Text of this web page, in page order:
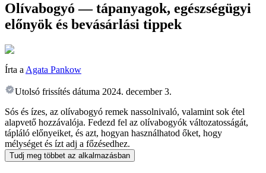
Olívabogyó — tápanyagok, egészségügyi
előnyök és bevásárlási tippek
Írta a Agata Pankow
Utolsó frissítés dátuma 2024. december 3.
Sós és ízes, az olívabogyó remek nassolnivaló, valamint sok étel
alapvető hozzávalója. Fedezd fel az olívabogyók változatosságát,
tápláló előnyeiket, és azt, hogyan használhatod őket, hogy
mélységet és ízt adj a főzésedhez.
Tudj meg többet az alkalmazásban